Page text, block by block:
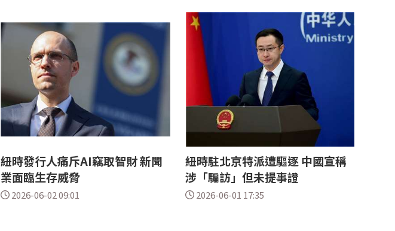
紐時發行人痛斥AI竊取智財 新聞
業面臨生存威脅
2026-06-02 09:01
紐時駐北京特派遭驅逐 中國宣稱
涉「騙訪」但未提事證
2026-06-01 17:35